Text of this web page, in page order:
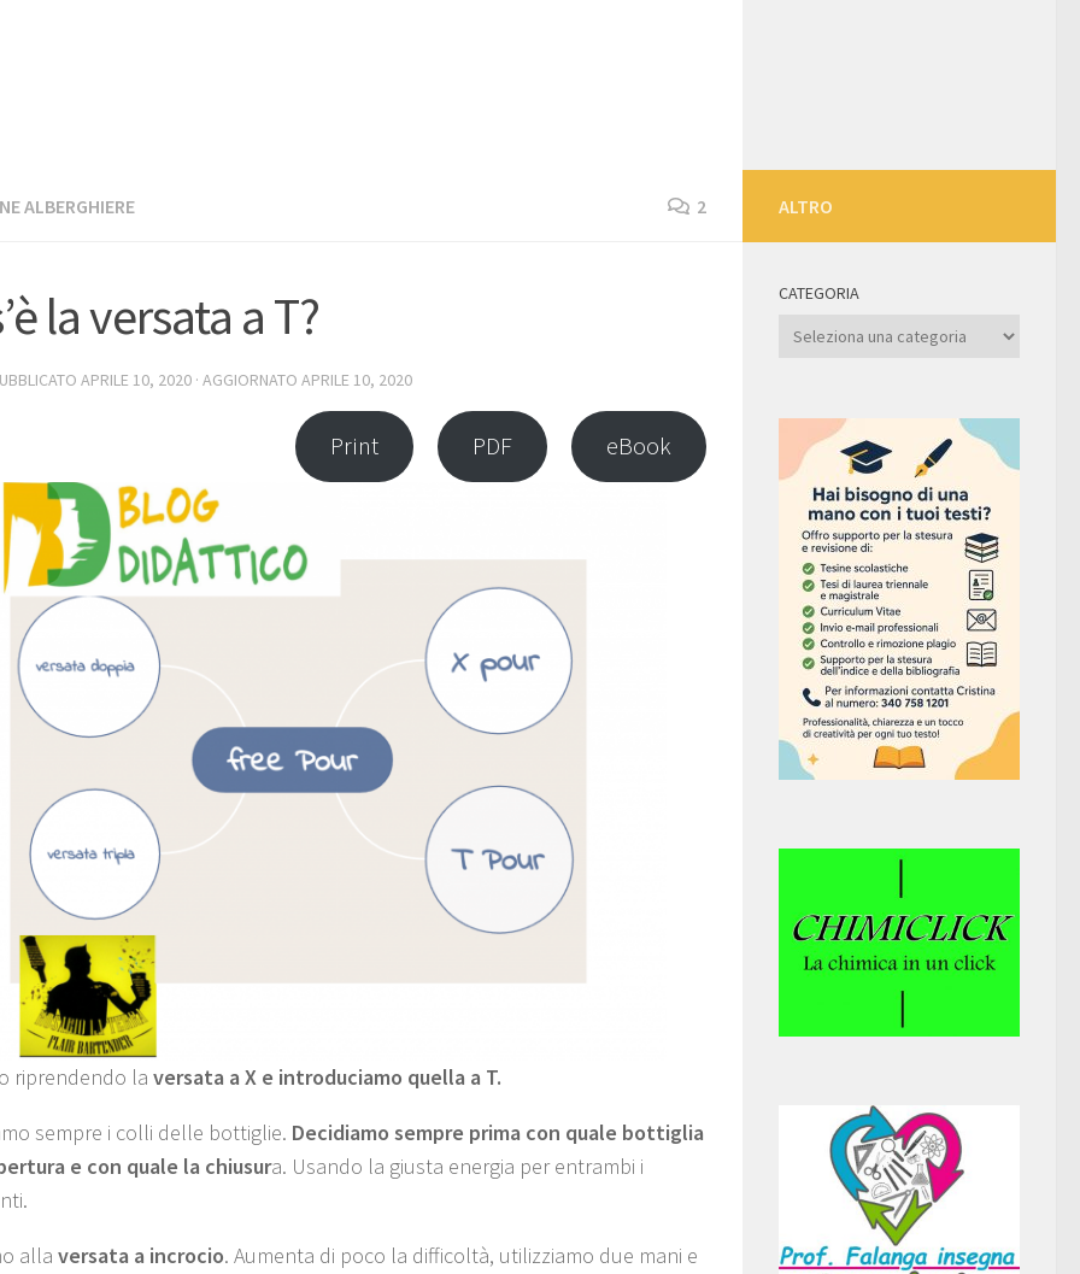
ALBERGHIERE 2
la versata a T?
APRILE 10, 2020 · AGGIORNATO APRILE 10, 2020
Print PDF eBook
riprendendo la versata a X e introduciamo quella a T.
sempre i colli delle bottiglie. Decidiamo sempre prima con quale bottiglia
e con quale la chiusura. Usando la giusta energia per entrambi i
alla versata a incrocio. Aumenta di poco la difficoltà, utilizziamo due mani e
ALTRO
CATEGORIA
Categoria